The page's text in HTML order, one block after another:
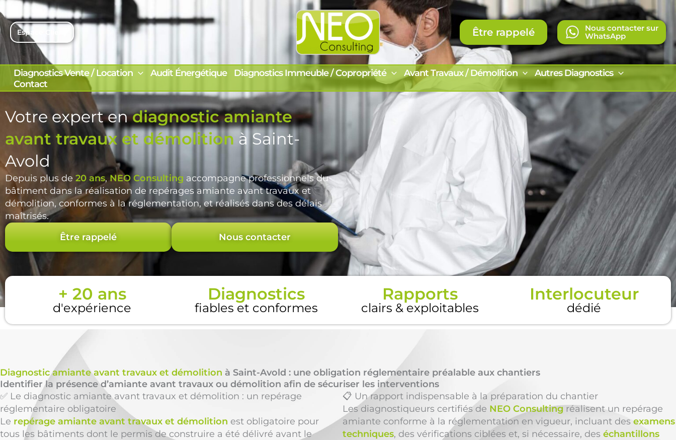
au
contenuEspace Client Être rappelé
Nous contacter sur
WhatsApp
Diagnostics Vente / Location Audit Énergétique Diagnostics Immeuble / Copropriété Avant Travaux / Démolition
Autres Diagnostics
Contact
Votre expert endiagnostic amiante
avant travaux et démolition à Saint-
Avold
Depuis plus de 20 ans,NEO Consulting accompagne professionnels du
bâtiment dans la réalisation de repérages amiante avant travaux et
démolition, conformes à la réglementation, et réalisés dans des délais
maîtrisés.
Être rappelé
Nous contacter
+ 20 ans
d'expérience
Diagnostics
fiables et conformes
Rapports
clairs & exploitables
Interlocuteur
dédié
Diagnostic amiante avant travaux et démolition à Saint-Avold : une obligation réglementaire préalable aux chantiers
Identifier la présence d’amiante avant travaux ou démolition afin de sécuriser les interventions
✅ Le diagnostic amiante avant travaux et démolition : un repérage
réglementaire obligatoire
Le repérage amiante avant travaux et démolition est obligatoire pour
tous les bâtiments dont le permis de construire a été délivré avant le
📋 Un rapport indispensable à la préparation du chantier
Les diagnostiqueurs certifiés de NEO Consulting réalisent un repérage
amiante conforme à la réglementation en vigueur, incluant des examens
techniques, des vérifications ciblées et, si nécessaire, des échantillons